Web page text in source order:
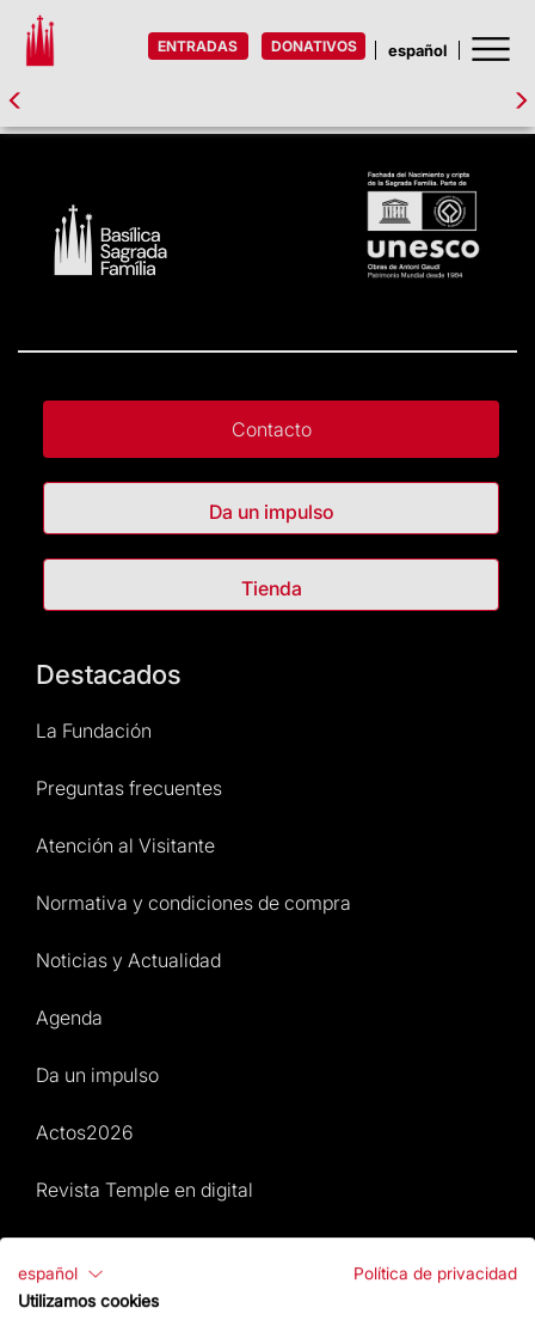
ENTRADAS DONATIVOS
Contacto
Da un impulso
Tienda
Destacados
La Fundación
Preguntas frecuentes
Atención al Visitante
Normativa y condiciones de compra
Noticias y Actualidad
Agenda
Da un impulso
Actos2026
Revista Temple en digital
Actos 2026
español
Política de privacidad
Utilizamos cookies